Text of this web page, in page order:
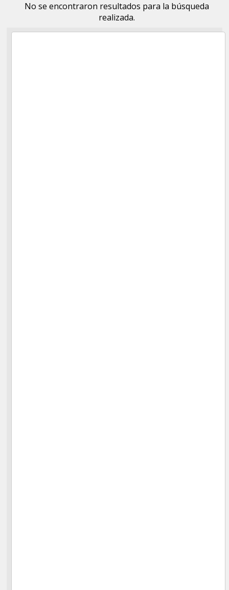
No se encontraron resultados para la búsqueda
realizada.